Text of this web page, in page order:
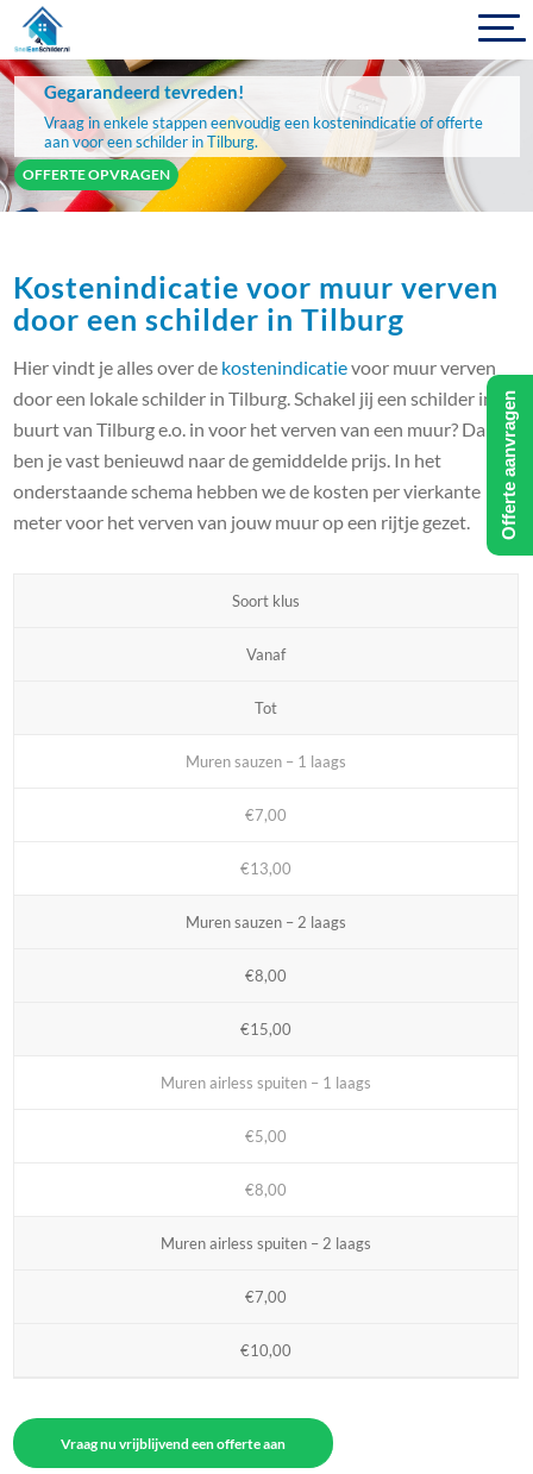
Gegarandeerd tevreden!
Vraag in enkele stappen eenvoudig een kostenindicatie of offerte
aan voor een schilder in Tilburg.
OFFERTE OPVRAGEN
Kostenindicatie voor muur verven
door een schilder in Tilburg
Hier vindt je alles over de kostenindicatievoor muur verven
door een lokale schilder in Tilburg. Schakel jij een schilder in de
buurt van Tilburg e.o. in voor het verven van een muur? Dan
ben je vast benieuwd naar de gemiddelde prijs. In het
onderstaande schema hebben we de kosten per vierkante
meter voor het verven van jouw muur op een rijtje gezet.
Soort klus
Vanaf
Tot
Muren sauzen – 1 laags
€7,00
€13,00
Muren sauzen – 2 laags
€8,00
€15,00
Muren airless spuiten – 1 laags
€5,00
€8,00
Muren airless spuiten – 2 laags
€7,00
€10,00
Vraag nu vrijblijvend een offerte aan
Offerte aanvragen